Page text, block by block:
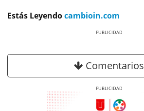
Estás Leyendocambioin.com
Comentarios